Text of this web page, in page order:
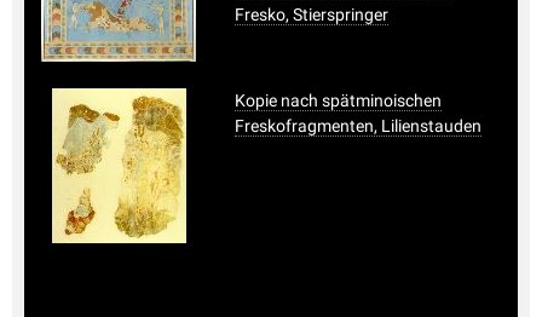
Fresko, Stierspringer
Kopie nach spätminoischen
Freskofragmenten, Lilienstauden